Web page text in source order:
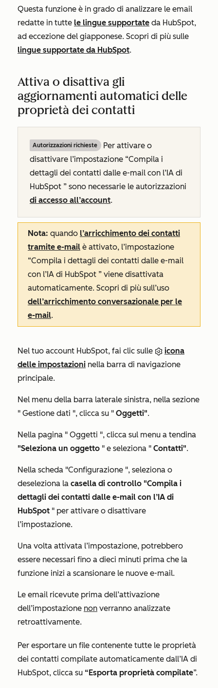
Questa funzione è in grado di analizzare le email
redatte in tutte le lingue supportate da HubSpot,
ad eccezione del giapponese. Scopri di più sulle
lingue supportate da HubSpot.
Attiva o disattiva gli
aggiornamenti automatici delle
proprietà dei contatti
Autorizzazioni richieste
Per attivare o
disattivare l’impostazione “Compila i
dettagli dei contatti dalle e-mail con l’IA di
HubSpot ” sono necessarie le autorizzazioni
di accesso all’account.
Nota: quando l’arricchimento dei contatti
tramite e-mail è attivato, l’impostazione
“Compila i dettagli dei contatti dalle e-mail
con l’IA di HubSpot ” viene disattivata
automaticamente. Scopri di più sull’uso
dell’arricchimento conversazionale per le
e-mail.
Nel tuo account HubSpot, fai clic sulle
icona
delle impostazioni nella barra di navigazione
principale.
Nel menu della barra laterale sinistra, nella sezione
" Gestione dati ", clicca su " Oggetti".
Nella pagina " Oggetti ", clicca sul menu a tendina
"Seleziona un oggetto " e seleziona " Contatti".
Nella scheda "Configurazione ", seleziona o
deseleziona la casella di controllo "Compila i
dettagli dei contatti dalle e-mail con l’IA di
HubSpot " per attivare o disattivare
l’impostazione.
Una volta attivata l’impostazione, potrebbero
essere necessari fino a dieci minuti prima che la
funzione inizi a scansionare le nuove e-mail.
Le email ricevute prima dell’attivazione
dell’impostazione non verranno analizzate
retroattivamente.
Per esportare un file contenente tutte le proprietà
dei contatti compilate automaticamente dall’IA di
HubSpot, clicca su “Esporta proprietà compilate”.